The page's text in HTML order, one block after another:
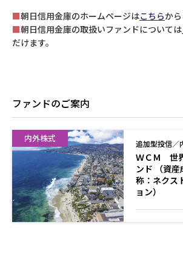
■朝日信用金庫のホームページはこちらから
■朝日信用金庫の取扱いファンドについては
だけます。
ファンドのご案内
内外株式 追加型投信／
ＷＣＭ 世
ンド （資
称：ネクス
ョン）